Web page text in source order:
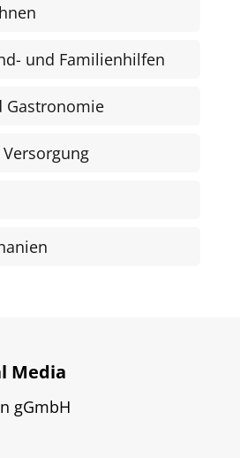
und Familienhilfen
Gastronomie
Media
gGmbH